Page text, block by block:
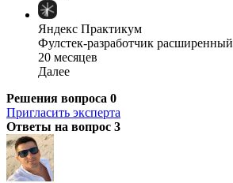
Яндекс Практикум
Фулстек-разработчик расширенный
20 месяцев
Далее
Решения вопроса 0
Пригласить эксперта
Ответы на вопрос 3